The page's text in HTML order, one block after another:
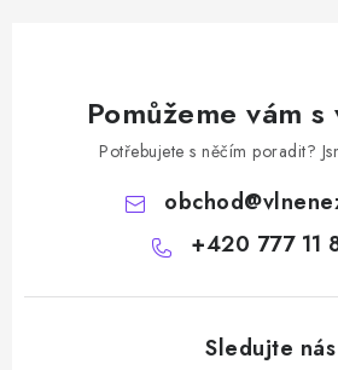
Pomůžeme vám
Potřebujete s něčím poradit?
obchod@
+420 777 11